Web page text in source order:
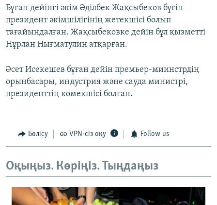
Бұған дейінгі әкім Әділбек Жақсыбеков бүгін
президент әкімшілігінің жетекшісі болып
тағайындалған. Жақсыбековке дейін бұл қызметті
Нұрлан Нығматулин атқарған.
Әсет Исекешев бұған дейін премьер-миинстрдің
орынбасары, индустрия және сауда министрі,
президенттің көмекшісі болған.
Бөлісу VPN-сіз оқу Follow us
Оқыңыз. Көріңіз. Тыңдаңыз